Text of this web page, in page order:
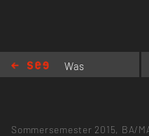
Was
Sommersemester 2015, BA/